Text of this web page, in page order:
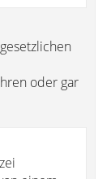
oder gar